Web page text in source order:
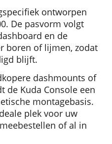
ontworpen
De pasvorm volgt
en de
boren of lijmen, zodat
blijft.
dashmounts of
de Kuda Console een
montagebasis.
plek voor uw
of al in